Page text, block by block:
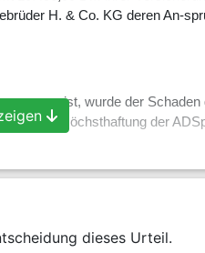
H. & Co. KG deren An-
ist, wurde der
auf die Höchsthaftung der
daß ihr der Vorwurf eines
im Sinne von § 51
zudem darlegen und
dieses Urteil.